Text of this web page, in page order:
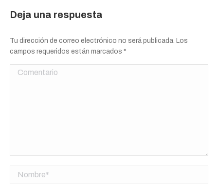
Deja una respuesta
Tu dirección de correo electrónico no será publicada. Los
campos requeridos están marcados *
Comentario
Nombre *